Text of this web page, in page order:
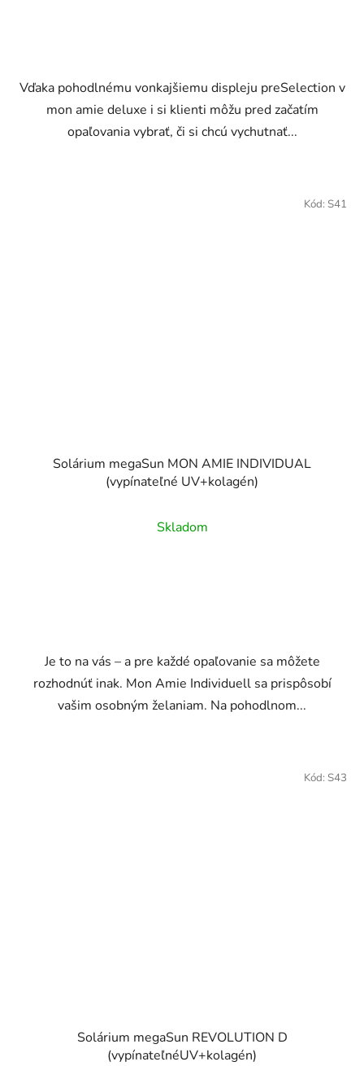
Vďaka pohodlnému vonkajšiemu displeju preSelection v
mon amie deluxe i si klienti môžu pred začatím
opaľovania vybrať, či si chcú vychutnať...
Solárium megaSun MON AMIE INDIVIDUAL
(vypínateľné UV+kolagén)
Skladom
Je to na vás – a pre každé opaľovanie sa môžete
rozhodnúť inak. Mon Amie Individuell sa prispôsobí
vašim osobným želaniam. Na pohodlnom...
Kód: S41
Solárium megaSun REVOLUTION D
(vypínateľnéUV+kolagén)
Kód: S43